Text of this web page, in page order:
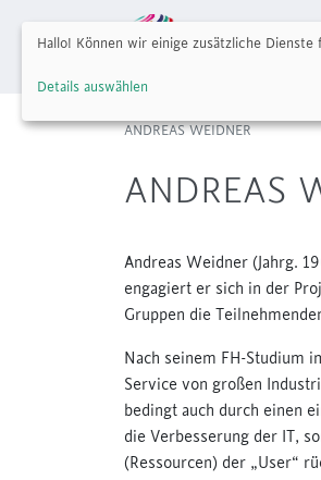
Calumed e.V.
ANDREAS WEIDNER
ANDREAS
Andreas Weidner (Jahrg.
engagiert er sich in der
Gruppen die
Nach seinem FH-Studium
Service von großen
bedingt auch durch einen
die Verbesserung der IT,
(Ressourcen) der „User“
Hallo! Können wir einige zusätzliche Dienste
Details auswählen